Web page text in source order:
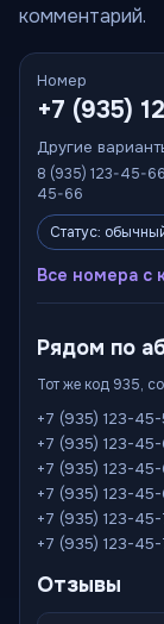
комментарий.
Номер
+7 (935)
Другие
8 (935) 123-45-
45-66
Статус:
Все номера с
Рядом по
Тот же код 935,
+7 (935) 123-
+7 (935) 123-45-
+7 (935) 123-
+7 (935) 123-
+7 (935) 123-45-
+7 (935) 123-
Отзывы